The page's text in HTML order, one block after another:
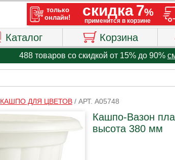
Каталог Корзина
488 товаров со скидкой от 15% до 90%
КАШПО ДЛЯ ЦВЕТОВ/ АРТ. A05748
Кашпо-Вазон
высота 380 мм